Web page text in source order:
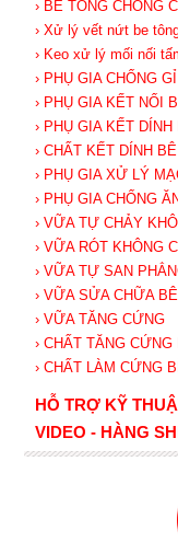
› BÊ TÔNG CHỐNG
› Xử lý vết nứt be
› Keo xử lý mối nối
› PHỤ GIA CHỐNG
› PHỤ GIA KẾT NỐI
› PHỤ GIA KẾT
› CHẤT KẾT DÍNH
› PHỤ GIA XỬ LÝ
› PHỤ GIA CHỐNG
› VỮA TỰ CHẢY
› VỮA RÓT KHÔNG
› VỮA TỰ SAN
› VỮA SỬA CHỮA
› VỮA TĂNG CỨNG
› CHẤT TĂNG
› CHẤT LÀM CỨNG
HỖ TRỢ KỸ
VIDEO - HÀNG